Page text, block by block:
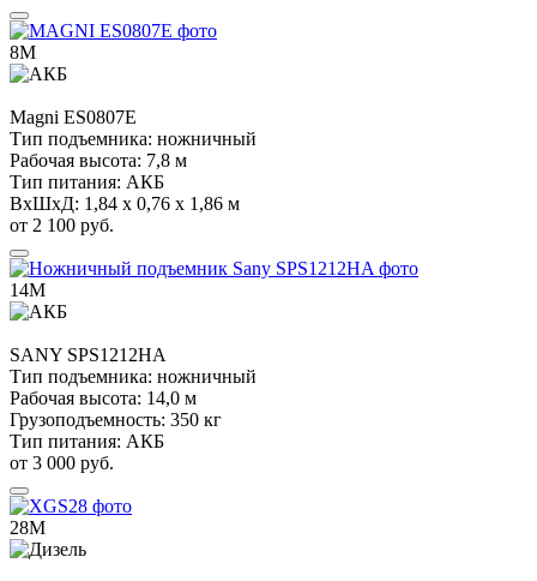
8М
Magni ES0807E
Тип подъемника: ножничный
Рабочая высота: 7,8 м
Тип питания: АКБ
ВхШхД: 1,84 х 0,76 х 1,86 м
от 2 100 руб.
14М
SANY SPS1212HA
Тип подъемника: ножничный
Рабочая высота: 14,0 м
Грузоподъемность: 350 кг
Тип питания: АКБ
от 3 000 руб.
28М